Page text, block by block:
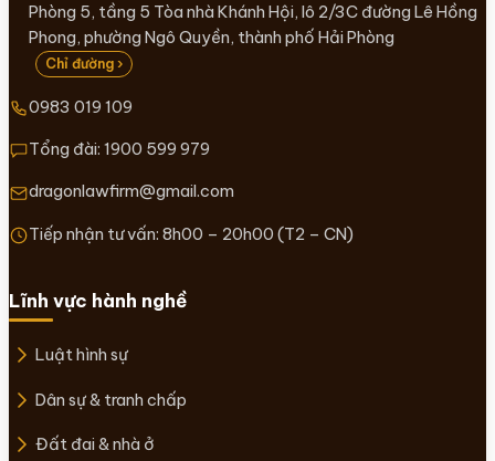
Phòng 5, tầng 5 Tòa nhà Khánh Hội, lô 2/3C đường Lê Hồng
Phong, phường Ngô Quyền, thành phố Hải Phòng
Chỉ đường ›
0983 019 109
Tổng đài: 1900 599 979
dragonlawfirm@gmail.com
Tiếp nhận tư vấn: 8h00 – 20h00 (T2 – CN)
Lĩnh vực hành nghề
Luật hình sự
Dân sự & tranh chấp
Đất đai & nhà ở